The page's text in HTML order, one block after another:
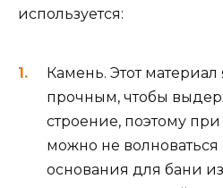
используется:
Камень. Этот материал
прочным, чтобы
строение, поэтому
можно не
основания для бани